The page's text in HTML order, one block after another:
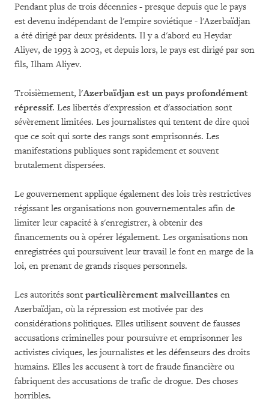
Pendant plus de trois décennies - presque depuis que le pays
est devenu indépendant de l'empire soviétique - l'Azerbaïdjan
a été dirigé par deux présidents. Il y a d'abord eu Heydar
Aliyev, de 1993 à 2003, et depuis lors, le pays est dirigé par son
fils, Ilham Aliyev.
Troisièmement, l'Azerbaïdjan est un pays profondément
répressif. Les libertés d'expression et d'association sont
sévèrement limitées. Les journalistes qui tentent de dire quoi
que ce soit qui sorte des rangs sont emprisonnés. Les
manifestations publiques sont rapidement et souvent
brutalement dispersées.
Le gouvernement applique également des lois très restrictives
régissant les organisations non gouvernementales afin de
limiter leur capacité à s'enregistrer, à obtenir des
financements ou à opérer légalement. Les organisations non
enregistrées qui poursuivent leur travail le font en marge de la
loi, en prenant de grands risques personnels.
Les autorités sont particulièrement malveillantes en
Azerbaïdjan, où la répression est motivée par des
considérations politiques. Elles utilisent souvent de fausses
accusations criminelles pour poursuivre et emprisonner les
activistes civiques, les journalistes et les défenseurs des droits
humains. Elles les accusent à tort de fraude financière ou
fabriquent des accusations de trafic de drogue. Des choses
horribles.